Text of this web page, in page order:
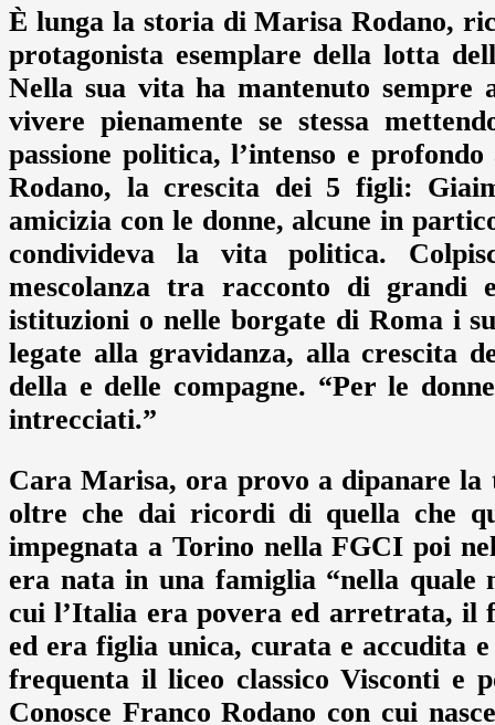
È lunga la storia di Marisa Rodano,
protagonista esemplare della lotta
Nella sua vita ha mantenuto sempre
vivere pienamente se stessa
passione politica, l’intenso e
Rodano, la crescita dei 5 figli:
amicizia con le donne, alcune in
condivideva la vita politica.
mescolanza tra racconto di grandi
istituzioni o nelle borgate di Roma i
legate alla gravidanza, alla crescita
della e delle compagne. “Per le
intrecciati.”
Cara Marisa, ora provo a dipanare
oltre che dai ricordi di quella che
impegnata a Torino nella FGCI poi
era nata in una famiglia “nella
cui l’Italia era povera ed arretrata, il
ed era figlia unica, curata e accudita
frequenta il liceo classico Visconti e
Conosce Franco Rodano con cui